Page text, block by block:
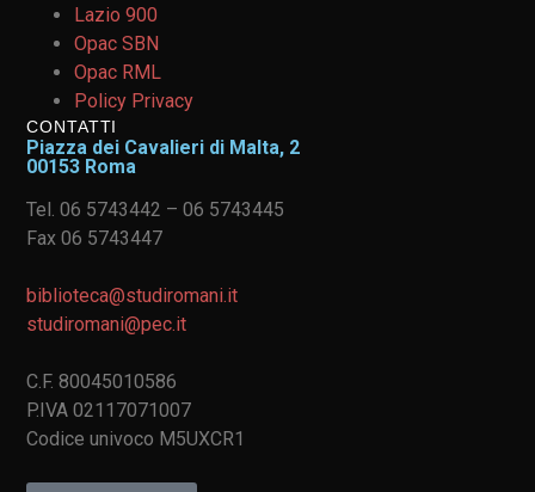
Lazio 900
Opac SBN
Opac RML
Policy Privacy
CONTATTI
Piazza dei Cavalieri di Malta, 2
00153 Roma
Tel. 06 5743442 – 06 5743445
Fax 06 5743447
biblioteca@studiromani.it
studiromani@pec.it
C.F. 80045010586
P.IVA 02117071007
Codice univoco M5UXCR1